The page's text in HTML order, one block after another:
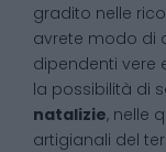
gradito nelle
avrete modo di
dipendenti vere
la possibilità di
natalizie, nelle
artigianali del